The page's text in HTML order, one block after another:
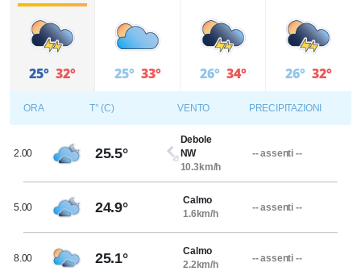
25° 32° 25° 33° 26° 34° 26° 32°
ORA T° (C) VENTO PRECIPITAZIONI
2.00 25.5°
Debole
NW
10.3km/h
-- assenti --
5.00 24.9°
Calmo
1.6km/h
-- assenti --
8.00 25.1°
Calmo
2.2km/h
-- assenti --